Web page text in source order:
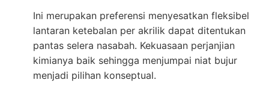
Ini merupakan preferensi menyesatkan fleksibel
lantaran ketebalan per akrilik dapat ditentukan
pantas selera nasabah. Kekuasaan perjanjian
kimianya baik sehingga menjumpai niat bujur
menjadi pilihan konseptual.